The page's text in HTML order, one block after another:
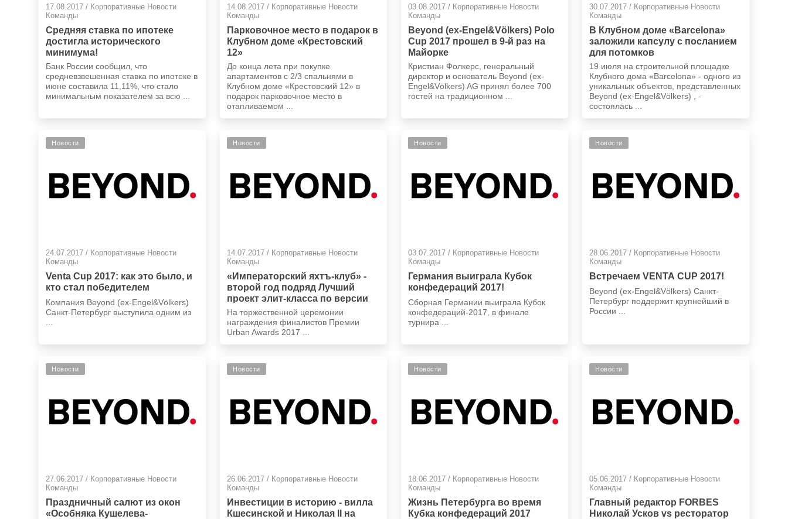
17.08.2017 / Корпоративные Новости
Команды
Средняя ставка по ипотеке
достигла исторического
минимума!
Банк России сообщил, что
средневзвешенная ставка по ипотеке в
июне составила 11,11%, что стало
минимальным показателем за всю ...
14.08.2017 / Корпоративные Новости
Команды
Парковочное место в подарок в
Клубном доме «Крестовский
12»
До конца лета при покупке
апартаментов с 2/3 спальнями в
Клубном доме «Крестовский 12» в
подарок парковочное место в
отапливаемом ...
03.08.2017 / Корпоративные Новости
Команды
Beyond (ex-Engel&Völkers) Polo
Cup 2017 прошел в 9-й раз на
Майорке
Кристиан Фолкерс, генеральный
директор и основатель Beyond (ex-
Engel&Völkers) AG принял более 700
гостей на традиционном ...
30.07.2017 / Корпоративные Новости
Команды
В Клубном доме «Barcelona»
заложили капсулу с посланием
для потомков
19 июля на строительной площадке
Клубного дома «Barcelona» - одного из
уникальных объектов, представленных
Beyond (ex-Engel&Völkers) , -
состоялась ...
Новости
24.07.2017 / Корпоративные Новости
Команды
Venta Cup 2017: как это было, и
кто стал победителем
Компания Beyond (ex-Engel&Völkers)
Санкт-Петербург выступила одним из
Новости
14.07.2017 / Корпоративные Новости
Команды
«Императорский яхтъ-клуб» -
второй год подряд Лучший
проект элит-класса по версии
Urban Awards
На торжественной церемонии
награждения финалистов Премии
Urban Awards 2017 ...
Новости
03.07.2017 / Корпоративные Новости
Команды
Германия выиграла Кубок
конфедераций 2017!
Сборная Германии выиграла Кубок
конфедераций-2017, в финале
турнира ...
Новости
28.06.2017 / Корпоративные Новости
Команды
Встречаем VENTA CUP 2017!
Beyond (ex-Engel&Völkers) Санкт-
Петербург поддержит крупнейший в
России ...
Новости
27.06.2017 / Корпоративные Новости
Команды
Праздничный салют из окон
«Особняка Кушелева-
Новости
26.06.2017 / Корпоративные Новости
Команды
Инвестиции в историю - вилла
Кшесинской и Николая II на
Новости
18.06.2017 / Корпоративные Новости
Команды
Жизнь Петербурга во время
Кубка конфедераций 2017
Новости
05.06.2017 / Корпоративные Новости
Команды
Главный редактор FORBES
Николай Усков vs ресторатор